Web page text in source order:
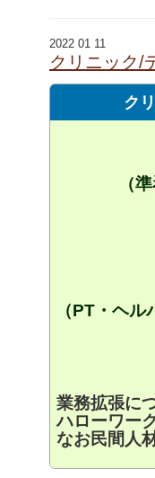
2022 01 11
クリニック/
ク
（
（PT・ヘ
業務拡張に
ハローワー
なお民間人